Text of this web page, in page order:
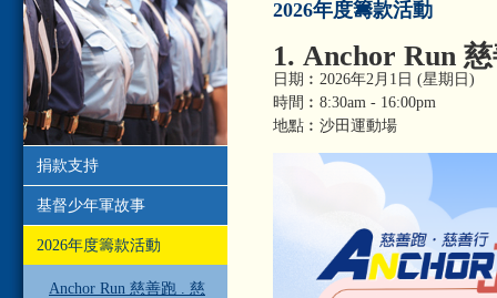
捐款支持
基督少年軍故事
2026年度籌款活動
Anchor Run 慈善跑 . 慈
2026年度籌款活動
1. Anchor Run
日期︰2026年2月1日 (星期日)
時間︰8:30am - 16:00pm
地點︰沙田運動場